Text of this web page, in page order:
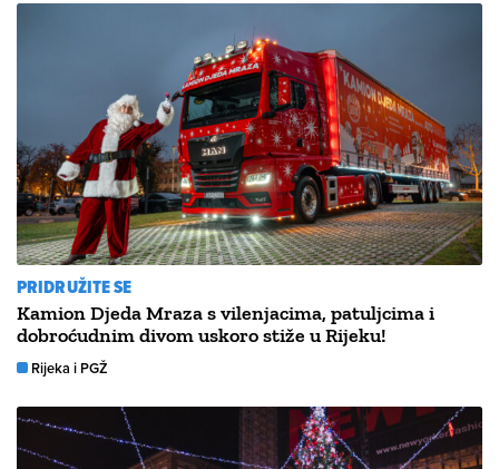
PRIDRUŽITE SE
Kamion Djeda Mraza s vilenjacima, patuljcima i
dobroćudnim divom uskoro stiže u Rijeku!
Rijeka i PGŽ